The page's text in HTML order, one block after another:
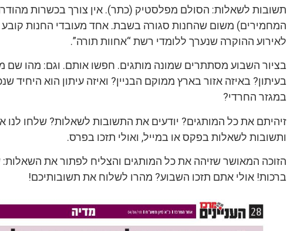
תשובות לשאלות: הסולם מפלסטיק (כתר). אין צורך בכשרות
המחמירים) משום שהחנות סגורה בשבת. אחד מעובדי החנות קובע
לאירוע ההוקרה שנערך ללומדי רשת “אחוות תורה”.
בציור השבוע מסתתרים שמונה מותגים. חפשו אותם. וגם: מהו
בעיתון? באיזה אזור בארץ ממוקם הבניין? ואיזה עיתון הוא היחיד
במגזר החרדי?
זיהיתם את כל המותגים? יודעים את התשובות לשאלות? שלחו לנו
ותשובות לשאלות בפקס או במייל, ואולי תזכו בפרס.
הזוכה המאושר שזיהה את כל המותגים והצליח לפתור את
ברכות! אולי אתם תזכו השבוע? מהרו לשלוח את תשובותיכם!